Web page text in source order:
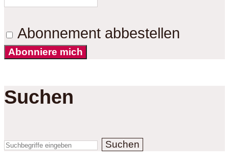
Abonnement abbestellen
Abonniere mich
Suchen
Suchen